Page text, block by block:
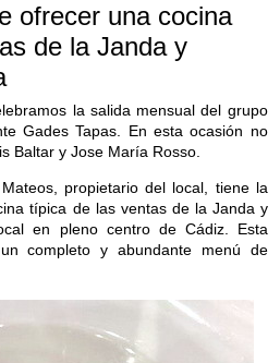
ofrecer una cocina
de la Janda y
la salida mensual del grupo
Gades Tapas. En esta ocasión no
Baltar y Jose María Rosso.
propietario del local, tiene la
típica de las ventas de la Janda y
en pleno centro de Cádiz. Esta
completo y abundante menú de